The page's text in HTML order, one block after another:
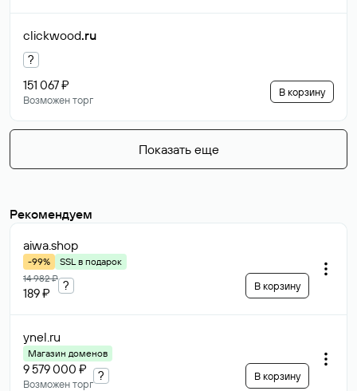
clickwood.ru
?
151 067 ₽
Возможен торг
В корзину
Показать еще
Рекомендуем
aiwa.shop
-99%
SSL в подарок
14 982 ₽
189 ₽
? В корзину
ynel.ru
Магазин доменов
9 579 000 ₽
Возможен торг
? В корзину